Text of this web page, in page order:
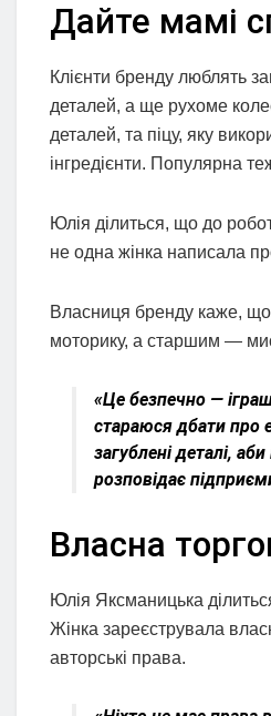
Дайте мамі
Клієнти бренду люблять
деталей, а ще рухоме
деталей, та піцу, яку
інгредієнти. Популярна
Юлія ділиться, що до
не одна жінка написала
Власниця бренду каже, що
моторику, а старшим —
«Це безпечно —
стараюся дбати про
загублені деталі,
розповідає
Власна
Юлія Яксманицька
Жінка зареєструвала
авторські права.